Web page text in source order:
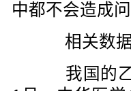
中都不会造成问
相关数据
我国的乙